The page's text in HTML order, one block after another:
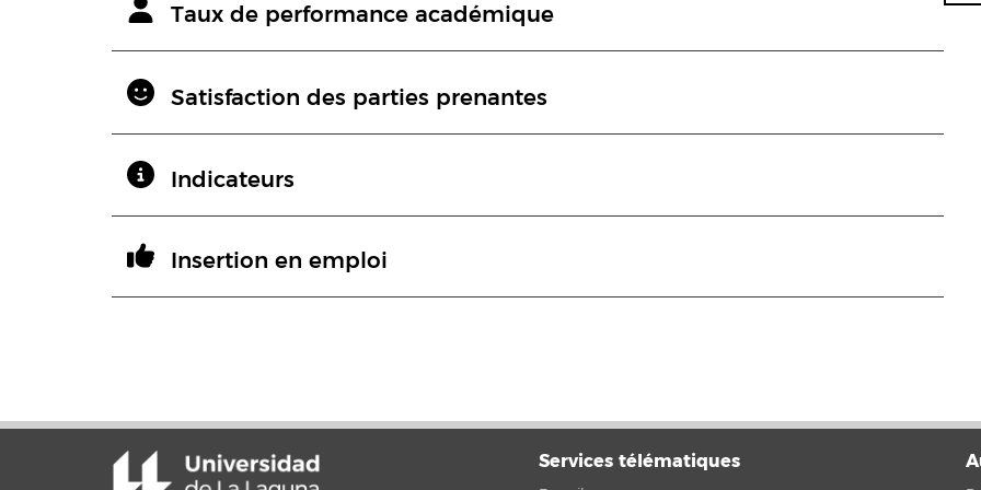
Taux de performance académique
Satisfaction des parties prenantes
Indicateurs
Insertion en emploi
Services télématiques